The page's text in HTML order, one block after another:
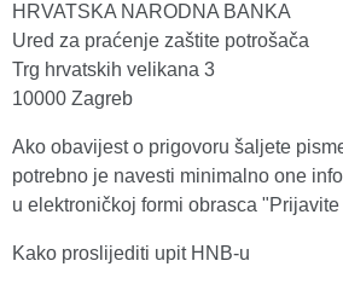
HRVATSKA NARODNA BANKA
Ured za praćenje zaštite potrošača
Trg hrvatskih velikana 3
10000 Zagreb
Ako obavijest o prigovoru šaljete
potrebno je navesti minimalno one
u elektroničkoj formi obrasca "Prijavite
Kako proslijediti upit HNB-u